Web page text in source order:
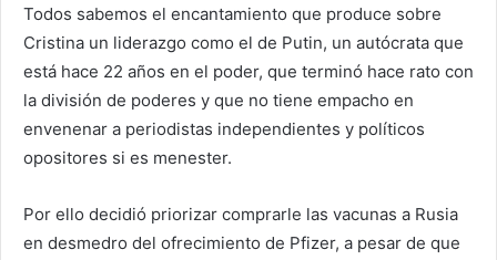
Todos sabemos el encantamiento que produce sobre
Cristina un liderazgo como el de Putin, un autócrata que
está hace 22 años en el poder, que terminó hace rato con
la división de poderes y que no tiene empacho en
envenenar a periodistas independientes y políticos
opositores si es menester.
Por ello decidió priorizar comprarle las vacunas a Rusia
en desmedro del ofrecimiento de Pfizer, a pesar de que